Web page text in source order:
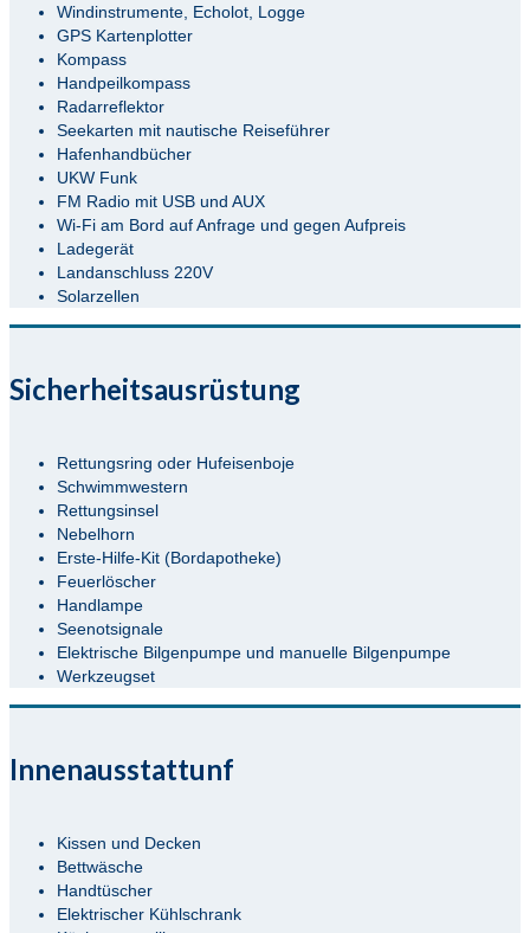
Windinstrumente, Echolot, Logge
GPS Kartenplotter
Kompass
Handpeilkompass
Radarreflektor
Seekarten mit nautische Reiseführer
Hafenhandbücher
UKW Funk
FM Radio mit USB und AUX
Wi-Fi am Bord auf Anfrage und gegen Aufpreis
Ladegerät
Landanschluss 220V
Solarzellen
Sicherheitsausrüstung
Rettungsring oder Hufeisenboje
Schwimmwestern
Rettungsinsel
Nebelhorn
Erste-Hilfe-Kit (Bordapotheke)
Feuerlöscher
Handlampe
Seenotsignale
Elektrische Bilgenpumpe und manuelle Bilgenpumpe
Werkzeugset
Innenausstattunf
Kissen und Decken
Bettwäsche
Handtüscher
Elektrischer Kühlschrank